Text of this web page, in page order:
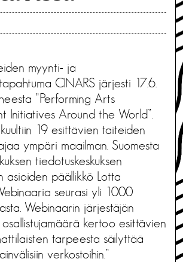
myynti- ja
CINARS järjesti 17.6.
”Performing Arts
Initiatives Around the World”.
19 esittävien taiteiden
ympäri maailman. Suomesta
tiedotuskeskuksen
asioiden päällikkö Lotta
seurasi yli 1000
Webinaarin järjestäjän
osallistujamäärä kertoo esittävien
tarpeesta säilyttää
verkostoihin.”